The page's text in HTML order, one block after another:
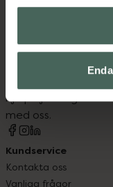
Kronans Apotek
datorn. Oavsett
hjälpa just dig att
med oss.
Kundservice
Kontakta oss
Vanliga frågor